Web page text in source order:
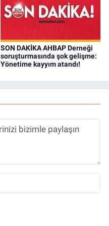
SON DAKİKA AHBAP Derneği
soruşturmasında şok gelişme:
Yönetime kayyım atandı!